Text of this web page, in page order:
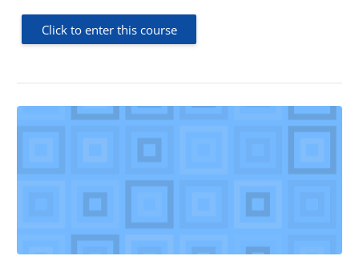
Click to enter this course